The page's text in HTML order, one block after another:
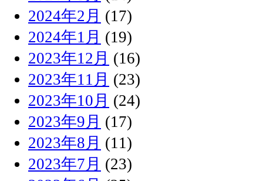
2024年2月 (17)
2024年1月 (19)
2023年12月 (16)
2023年11月 (23)
2023年10月 (24)
2023年9月 (17)
2023年8月 (11)
2023年7月 (23)